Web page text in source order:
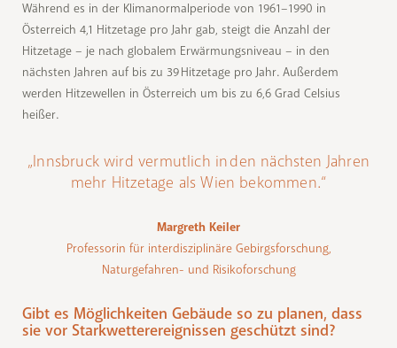
Während es in der Klimanormalperiode von 1961–1990 in
Österreich 4,1 Hitzetage pro Jahr gab, steigt die Anzahl der
Hitzetage – je nach globalem Erwärmungsniveau – in den
nächsten Jahren auf bis zu 39 Hitzetage pro Jahr. Außerdem
werden Hitzewellen in Österreich um bis zu 6,6 Grad Celsius
heißer.
„Innsbruck wird vermutlich in den nächsten Jahren
mehr Hitzetage als Wien bekommen.“
Margreth Keiler
Professorin für interdisziplinäre Gebirgsforschung,
Naturgefahren- und Risikoforschung
Gibt es Möglichkeiten Gebäude so zu planen, dass
sie vor Starkwetterereignissen geschützt sind?